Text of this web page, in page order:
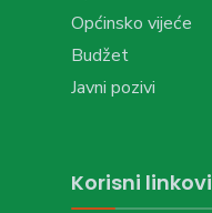
Općinsko vijeće
Budžet
Javni pozivi
Korisni linkovi